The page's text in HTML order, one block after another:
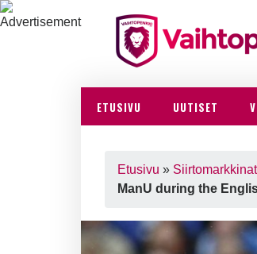
ETUSIVU UUTISET
Etusivu » Siirtomarkkinat
ManU during the